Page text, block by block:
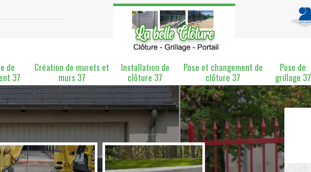
de
37
Création de murets et
murs 37
Installation de
clôture 37
Pose et changement de
clôture 37
Pose de
grillage 37